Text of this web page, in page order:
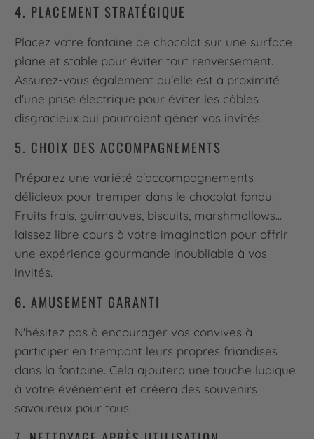
4. PLACEMENT STRATÉGIQUE
Placez votre fontaine de chocolat sur une surface
plane et stable pour éviter tout renversement.
Assurez-vous également qu'elle est à proximité
d'une prise électrique pour éviter les câbles
disgracieux qui pourraient gêner vos invités.
5. CHOIX DES ACCOMPAGNEMENTS
Préparez une variété d'accompagnements
délicieux pour tremper dans le chocolat fondu.
Fruits frais, guimauves, biscuits, marshmallows...
laissez libre cours à votre imagination pour offrir
une expérience gourmande inoubliable à vos
invités.
6. AMUSEMENT GARANTI
N'hésitez pas à encourager vos convives à
participer en trempant leurs propres friandises
dans la fontaine. Cela ajoutera une touche ludique
à votre événement et créera des souvenirs
savoureux pour tous.